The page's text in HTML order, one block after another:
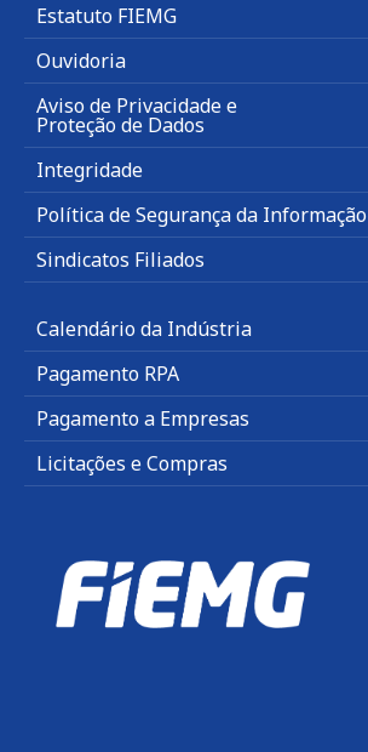
Estatuto FIEMG
Ouvidoria
Aviso de Privacidade e
Proteção de Dados
Integridade
Política de Segurança da Informação
Sindicatos Filiados
Calendário da Indústria
Pagamento RPA
Pagamento a Empresas
Licitações e Compras